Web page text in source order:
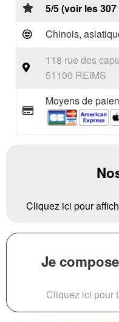
5/5 (voir les
Chinois,
118 rue des
51100 REIMS
Moyens de
Cliquez ici pour
Je
Cliquez ici pour